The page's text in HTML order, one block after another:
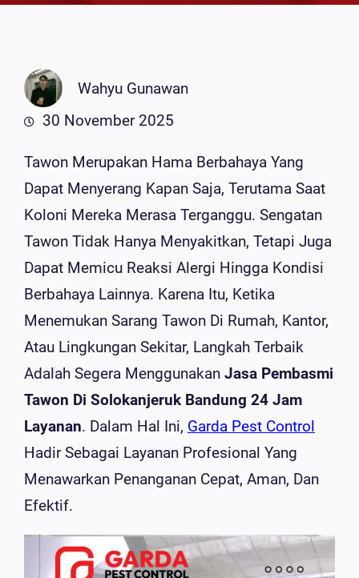
Wahyu Gunawan
30 November 2025
Tawon Merupakan Hama Berbahaya Yang
Dapat Menyerang Kapan Saja, Terutama Saat
Koloni Mereka Merasa Terganggu. Sengatan
Tawon Tidak Hanya Menyakitkan, Tetapi Juga
Dapat Memicu Reaksi Alergi Hingga Kondisi
Berbahaya Lainnya. Karena Itu, Ketika
Menemukan Sarang Tawon Di Rumah, Kantor,
Atau Lingkungan Sekitar, Langkah Terbaik
Adalah Segera Menggunakan Jasa Pembasmi
Tawon Di Solokanjeruk Bandung 24 Jam
Layanan. Dalam Hal Ini, Garda Pest Control
Hadir Sebagai Layanan Profesional Yang
Menawarkan Penanganan Cepat, Aman, Dan
Efektif.